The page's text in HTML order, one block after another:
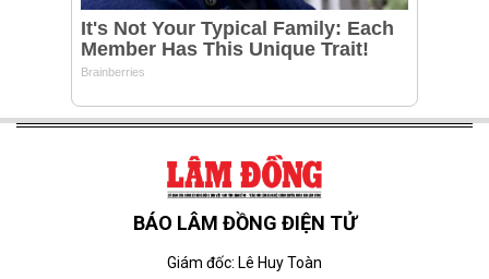
BÁO LÂM ĐỒNG ĐIỆN TỬ
Giám đốc: Lê Huy Toàn